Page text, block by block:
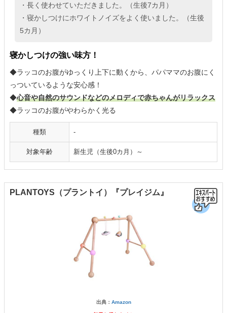
・長く使わせていただきました。（生後7カ月）
・寝かしつけにホワイトノイズをよく使いました。（生後
5カ月）
寝かしつけの強い味方！
◆ラッコのお腹がゆっくり上下に動くから、パパママのお腹にく
っついているような安心感！
◆心音や自然のサウンドなどのメロディで赤ちゃんがリラックス
◆ラッコのお腹がやわらかく光る
種類 -
対象年齢 新生児（生後0カ月）～
PLANTOYS（プラントイ）『プレイジム』
出典： Amazon